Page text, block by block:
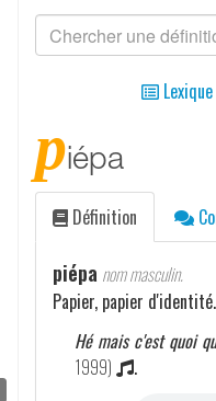
Lexique
piépa
Définition
piépa nom masculin.
Papier, papier d'identité.
Hé mais c'est quoi
1999)
.